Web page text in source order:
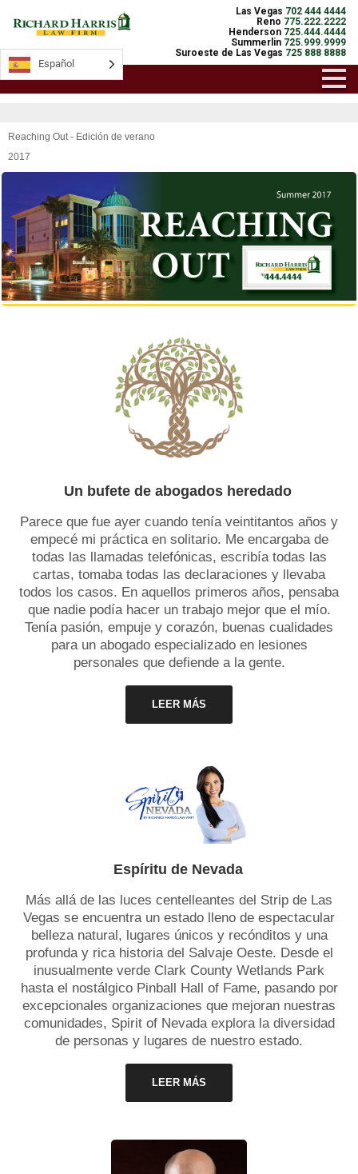
Las Vegas 702 444 4444
Reno 775.222.2222
Henderson 725.444.4444
Summerlin 725.999.9999
Suroeste de Las Vegas 725 888 8888
Reaching Out - Edición de verano
2017
Un bufete de abogados heredado
Parece que fue ayer cuando tenía veintitantos años y
empecé mi práctica en solitario. Me encargaba de
todas las llamadas telefónicas, escribía todas las
cartas, tomaba todas las declaraciones y llevaba
todos los casos. En aquellos primeros años, pensaba
que nadie podía hacer un trabajo mejor que el mío.
Tenía pasión, empuje y corazón, buenas cualidades
para un abogado especializado en lesiones
personales que defiende a la gente.
LEER MÁS
Espíritu de Nevada
Más allá de las luces centelleantes del Strip de Las
Vegas se encuentra un estado lleno de espectacular
belleza natural, lugares únicos y recónditos y una
profunda y rica historia del Salvaje Oeste. Desde el
inusualmente verde Clark County Wetlands Park
hasta el nostálgico Pinball Hall of Fame, pasando por
excepcionales organizaciones que mejoran nuestras
comunidades, Spirit of Nevada explora la diversidad
de personas y lugares de nuestro estado.
LEER MÁS
Español